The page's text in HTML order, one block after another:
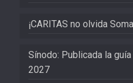
¡CARITAS no olvida
Sínodo: Publicada la guía
2027